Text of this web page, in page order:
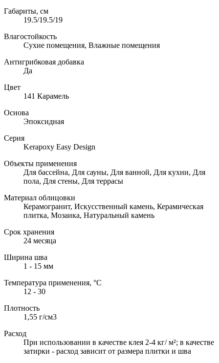
Габариты, см
19.5/19.5/19
Влагостойкость
Сухие помещения, Влажные помещения
Антигрибковая добавка
Да
Цвет
141 Карамель
Основа
Эпоксидная
Серия
Kerapoxy Easy Design
Объекты применения
Для бассейна, Для сауны, Для ванной, Для кухни, Для
пола, Для стены, Для террасы
Материал облицовки
Керамогранит, Искусственный камень, Керамическая
плитка, Мозаика, Натуральный камень
Срок хранения
24 месяца
Ширина шва
1 - 15 мм
Температура применения, °С
12 - 30
Плотность
1,55 г/см3
Расход
При использовании в качестве клея 2-4 кг/ м²; в качестве
затирки - расход зависит от размера плитки и шва